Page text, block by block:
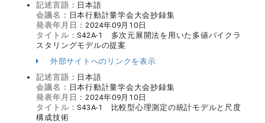
記述言語： 日本語
会議名： 日本行動計量学会大会抄録集
発表年月日：2024年09月10日
タイトル： S42A-1 多次元展開法を用いた多値バイクラ
スタリングモデルの提案
外部サイトへのリンクを表示
記述言語： 日本語
会議名： 日本行動計量学会大会抄録集
発表年月日：2024年09月10日
タイトル： S43A-1 比較型心理測定の統計モデルと尺度
構成技術